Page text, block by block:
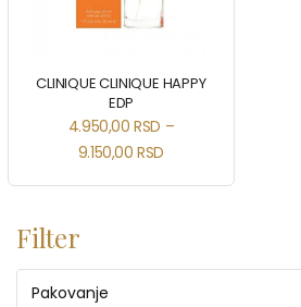
CLINIQUE CLINIQUE HAPPY
EDP
4.950,00RSD –
9.150,00RSD
Filter
Pakovanje